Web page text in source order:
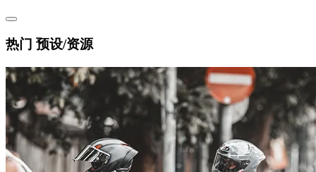
热门 预设/资源